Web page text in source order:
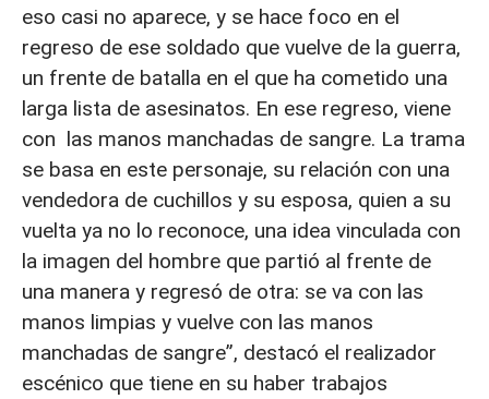
eso casi no aparece, y se hace foco en el
regreso de ese soldado que vuelve de la guerra,
un frente de batalla en el que ha cometido una
larga lista de asesinatos. En ese regreso, viene
con las manos manchadas de sangre. La trama
se basa en este personaje, su relación con una
vendedora de cuchillos y su esposa, quien a su
vuelta ya no lo reconoce, una idea vinculada con
la imagen del hombre que partió al frente de
una manera y regresó de otra: se va con las
manos limpias y vuelve con las manos
manchadas de sangre”, destacó el realizador
escénico que tiene en su haber trabajos